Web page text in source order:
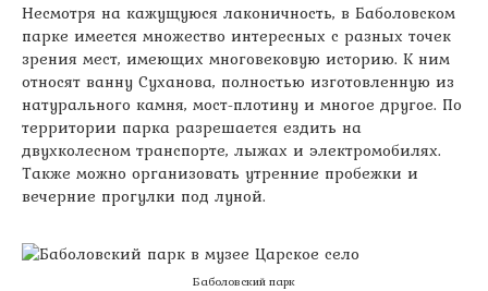
Несмотря на кажущуюся лаконичность, в Баболовском
парке имеется множество интересных с разных точек
зрения мест, имеющих многовековую историю. К ним
относят ванну Суханова, полностью изготовленную из
натурального камня, мост-плотину и многое другое. По
территории парка разрешается ездить на
двухколесном транспорте, лыжах и электромобилях.
Также можно организовать утренние пробежки и
вечерние прогулки под луной.
Баболовский парк